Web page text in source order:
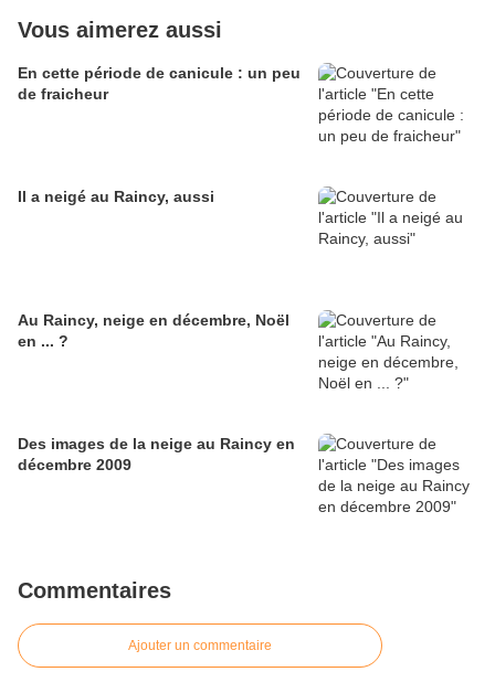
Vous aimerez aussi
En cette période de canicule : un peu
de fraicheur
Il a neigé au Raincy, aussi
Au Raincy, neige en décembre, Noël
en ... ?
Des images de la neige au Raincy en
décembre 2009
Commentaires
Ajouter un commentaire